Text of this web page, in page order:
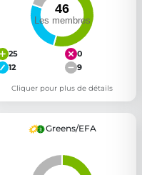
25
0
12
9
Cliquer pour plus de détails
Greens/EFA